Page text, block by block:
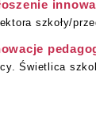
szkoły/
Świetlica